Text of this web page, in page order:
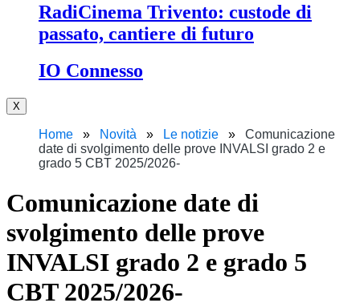
RadiCinema Trivento: custode di
passato, cantiere di futuro
IO Connesso
X
Home Novità Le notizie
Comunicazione
date di svolgimento delle prove INVALSI grado 2 e
grado 5 CBT 2025/2026-
Comunicazione date di
svolgimento delle prove
INVALSI grado 2 e grado 5
CBT 2025/2026-